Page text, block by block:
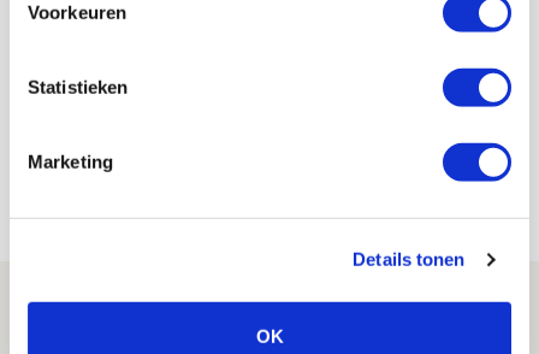
Voorkeuren
Statistieken
Marketing
Details tonen
OK
Word ballenjongen of -meid bij Jong
Ajax - Helmond Sport!